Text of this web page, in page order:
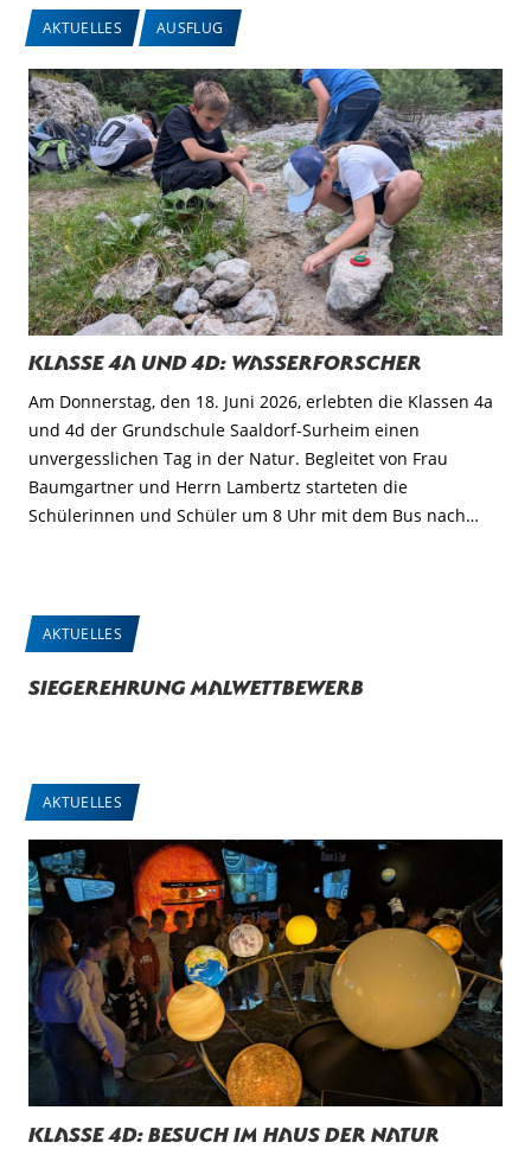
AKTUELLES AUSFLUG
Klasse 4a und 4d: Wasserforscher
Am Donnerstag, den 18. Juni 2026, erlebten die Klassen 4a
und 4d der Grundschule Saaldorf-Surheim einen
unvergesslichen Tag in der Natur. Begleitet von Frau
Baumgartner und Herrn Lambertz starteten die
Schülerinnen und Schüler um 8 Uhr mit dem Bus nach…
AKTUELLES
Siegerehrung Malwettbewerb
AKTUELLES
Klasse 4d: Besuch im Haus der Natur